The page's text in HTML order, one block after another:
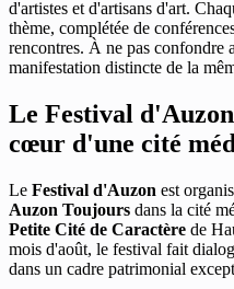
d'artistes et d'artisans d'art.
thème, complétée de
rencontres. À ne pas
manifestation distincte de la
Le Festival
cœur d'une cité
Le Festival d'Auzon est
Auzon Toujours dans la cité
Petite Cité de Caractère de
mois d'août, le festival fait
dans un cadre patrimonial